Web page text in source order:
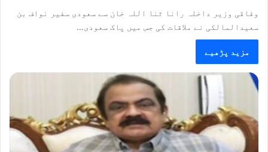
وفاقی وزیر داخلہ رانا ثنا اللہ خان سے سعودی سفیر نواف بن
سعیدالمالکی نے ملاقات کی جس میں پاک سعودی…
مزید پڑھیے